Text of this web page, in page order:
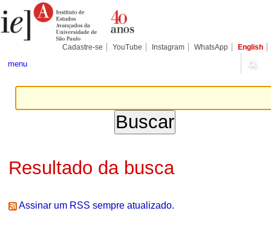
para
conteúdo.
Pessoais
Cadastre-se YouTube Instagram WhatsApp English
menu
Resultado da busca
Assinar um RSS sempre atualizado.